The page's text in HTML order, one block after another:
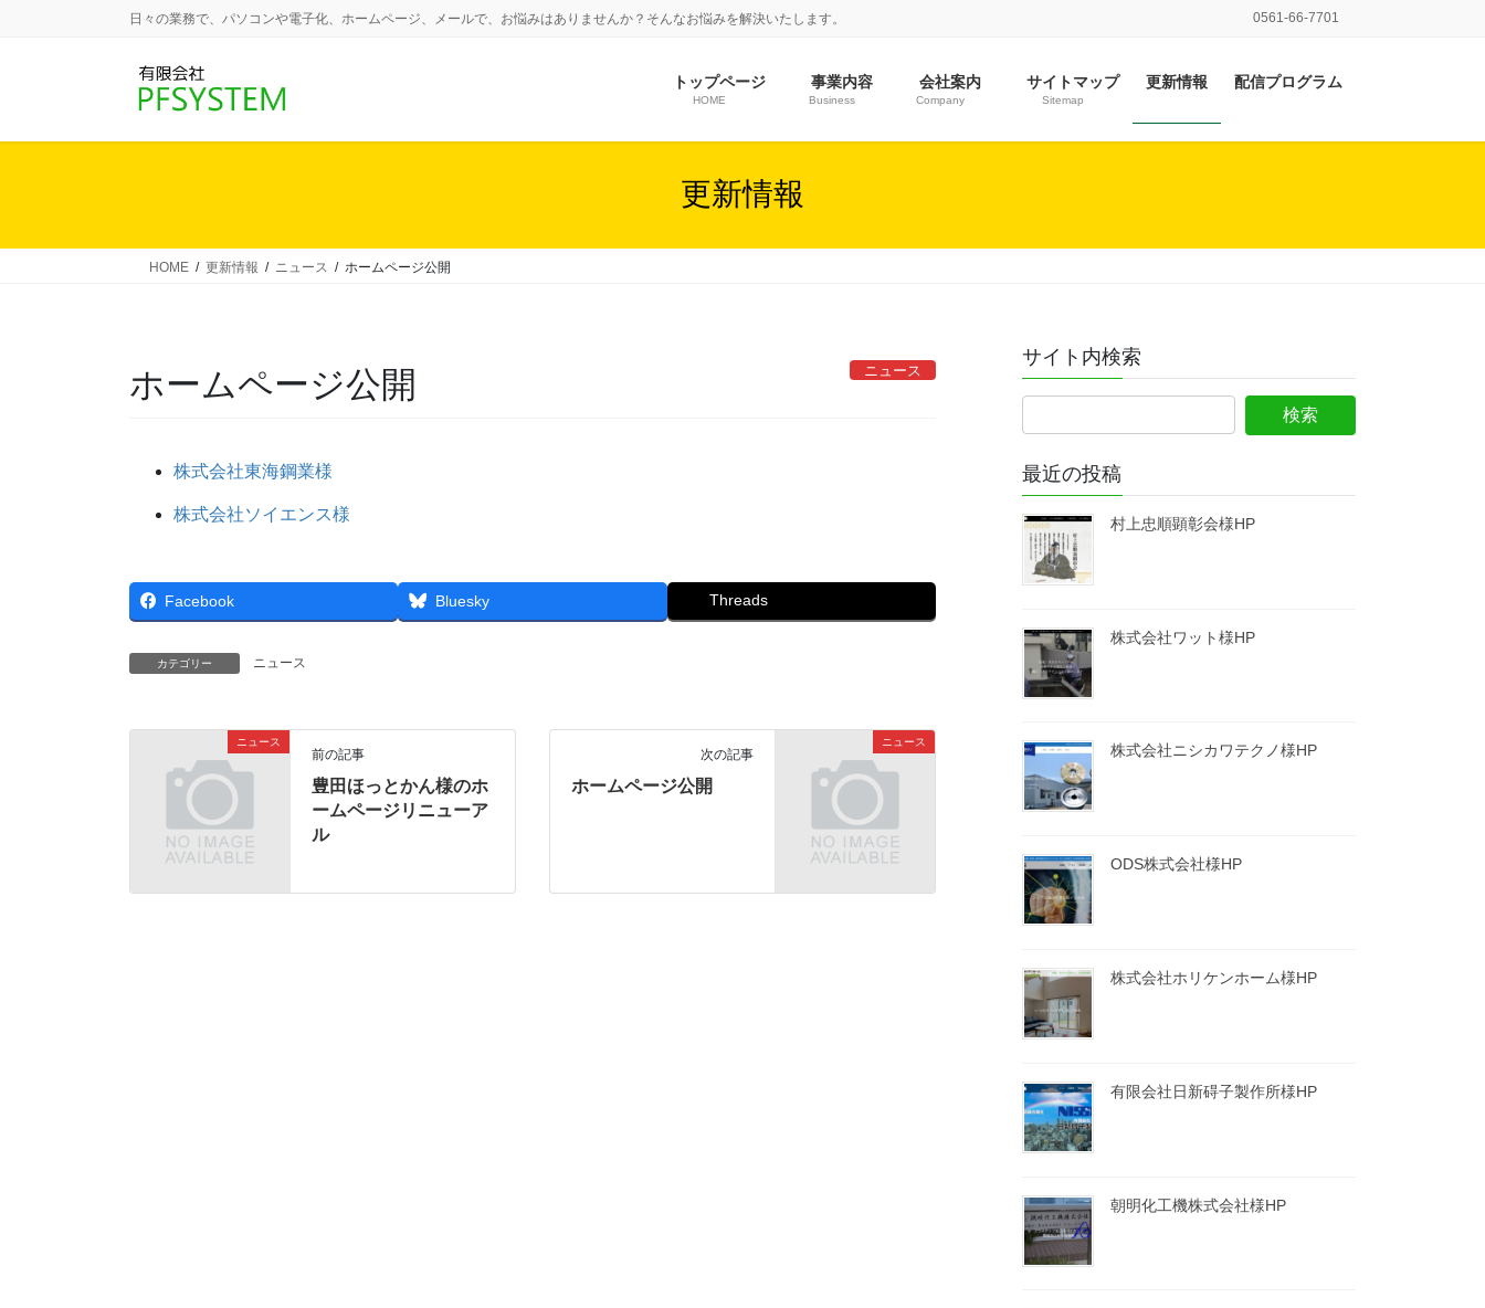
に
ョ
動
日々の業務で、パソコンや電子化、ホームページ、メールで、お悩みはありませんか？そんなお悩みを解決いたします。 0561-66-7701
トップページ
HOME
事業内容
Business
会社案内
Company
サイトマップ
Sitemap
更新情報 配信プログラム
更新情報
HOME 更新情報 ニュース ホームページ公開
ニュース
ホームページ公開
株式会社東海鋼業様
株式会社ソイエンス様
Facebook Bluesky Threads
カテゴリー ニュース
ニュース
前の記事
豊田ほっとかん様のホ
ームページリニューア
ル
ニュース
次の記事
ホームページ公開
サイト内検索
最近の投稿
村上忠順顕彰会様HP
株式会社ワット様HP
株式会社ニシカワテクノ様HP
ODS株式会社様HP
株式会社ホリケンホーム様HP
有限会社日新碍子製作所様HP
朝明化工機株式会社様HP